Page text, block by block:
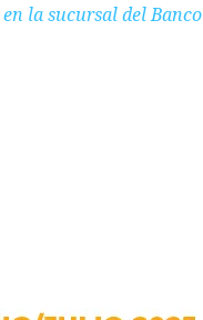
la sucursal del Banco